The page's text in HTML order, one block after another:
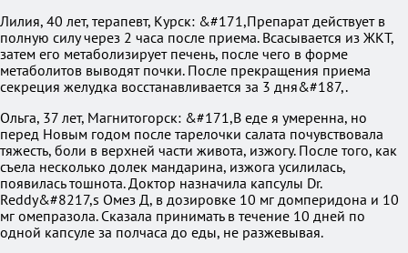
Лилия, 40 лет, терапевт, Курск: &#171,Препарат действует в
полную силу через 2 часа после приема. Всасывается из ЖКТ,
затем его метаболизирует печень, после чего в форме
метаболитов выводят почки. После прекращения приема
секреция желудка восстанавливается за 3 дня&#187,.
Ольга, 37 лет, Магнитогорск: &#171,В еде я умеренна, но
перед Новым годом после тарелочки салата почувствовала
тяжесть, боли в верхней части живота, изжогу. После того, как
съела несколько долек мандарина, изжога усилилась,
появилась тошнота. Доктор назначила капсулы Dr.
Reddy&#8217,s Омез Д, в дозировке 10 мг домперидона и 10
мг омепразола. Сказала принимать в течение 10 дней по
одной капсуле за полчаса до еды, не разжевывая.